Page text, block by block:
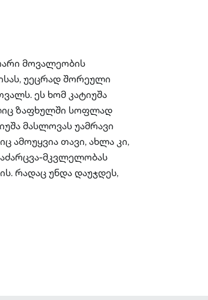
მოვალეობის
უეცრად შორეული
ეს ხომ კატიუშა
ზაფხულში სოფლად
მასლოვას უამრავი
ამოუყვია თავი, ახლა კი,
მკვლელობას
რადაც უნდა დაუჯდეს,